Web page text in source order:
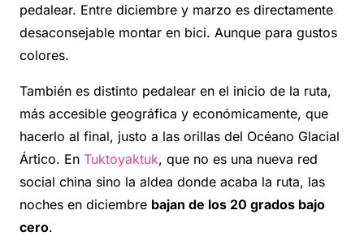
pedalear. Entre diciembre y marzo es directamente
desaconsejable montar en bici. Aunque para gustos
colores.
También es distinto pedalear en el inicio de la ruta,
más accesible geográfica y económicamente, que
hacerlo al final, justo a las orillas del Océano Glacial
Ártico. En Tuktoyaktuk, que no es una nueva red
social china sino la aldea donde acaba la ruta, las
noches en diciembre bajan de los 20 grados bajo
cero.